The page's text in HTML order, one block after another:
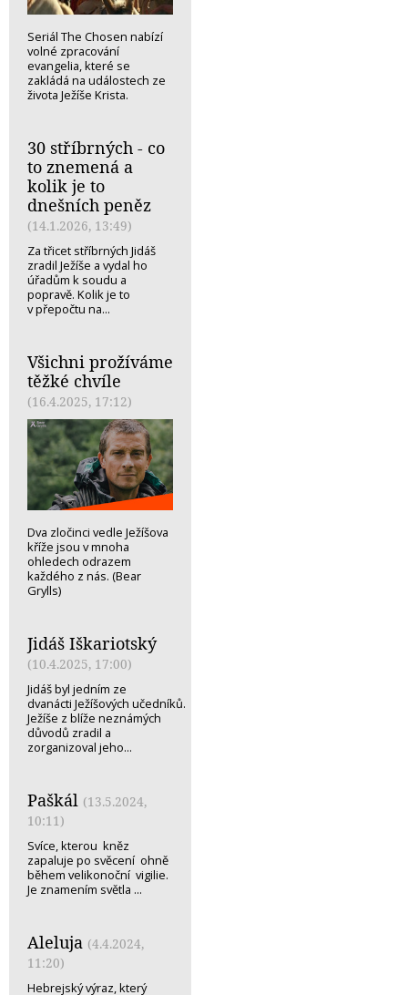
Seriál The Chosen nabízí
volné zpracování
evangelia, které se
zakládá na událostech ze
života Ježíše Krista.
30 stříbrných - co
to znemená a
kolik je to
dnešních peněz
(14.1.2026, 13:49)
Za třicet stříbrných Jidáš
zradil Ježíše a vydal ho
úřadům k soudu a
popravě. Kolik je to
v přepočtu na...
Všichni prožíváme
těžké chvíle
(16.4.2025, 17:12)
Dva zločinci vedle Ježíšova
kříže jsou v mnoha
ohledech odrazem
každého z nás. (Bear
Grylls)
Jidáš Iškariotský
(10.4.2025, 17:00)
Jidáš byl jedním ze
dvanácti Ježíšových učedníků.
Ježíše z blíže neznámých
důvodů zradil a
zorganizoval jeho...
Paškál (13.5.2024,
10:11)
Svíce, kterou kněz
zapaluje po svěcení ohně
během velikonoční vigilie.
Je znamením světla ...
Aleluja (4.4.2024,
11:20)
Hebrejský výraz, který